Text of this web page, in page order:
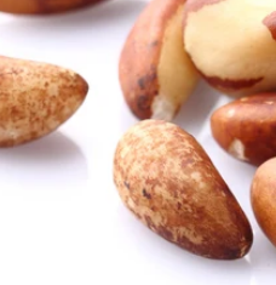
”Vegan protein“
”Collagen“
”Micellar Casein“
PROTEIN POWDERS
Gräsbetat
Micellärt
Mass